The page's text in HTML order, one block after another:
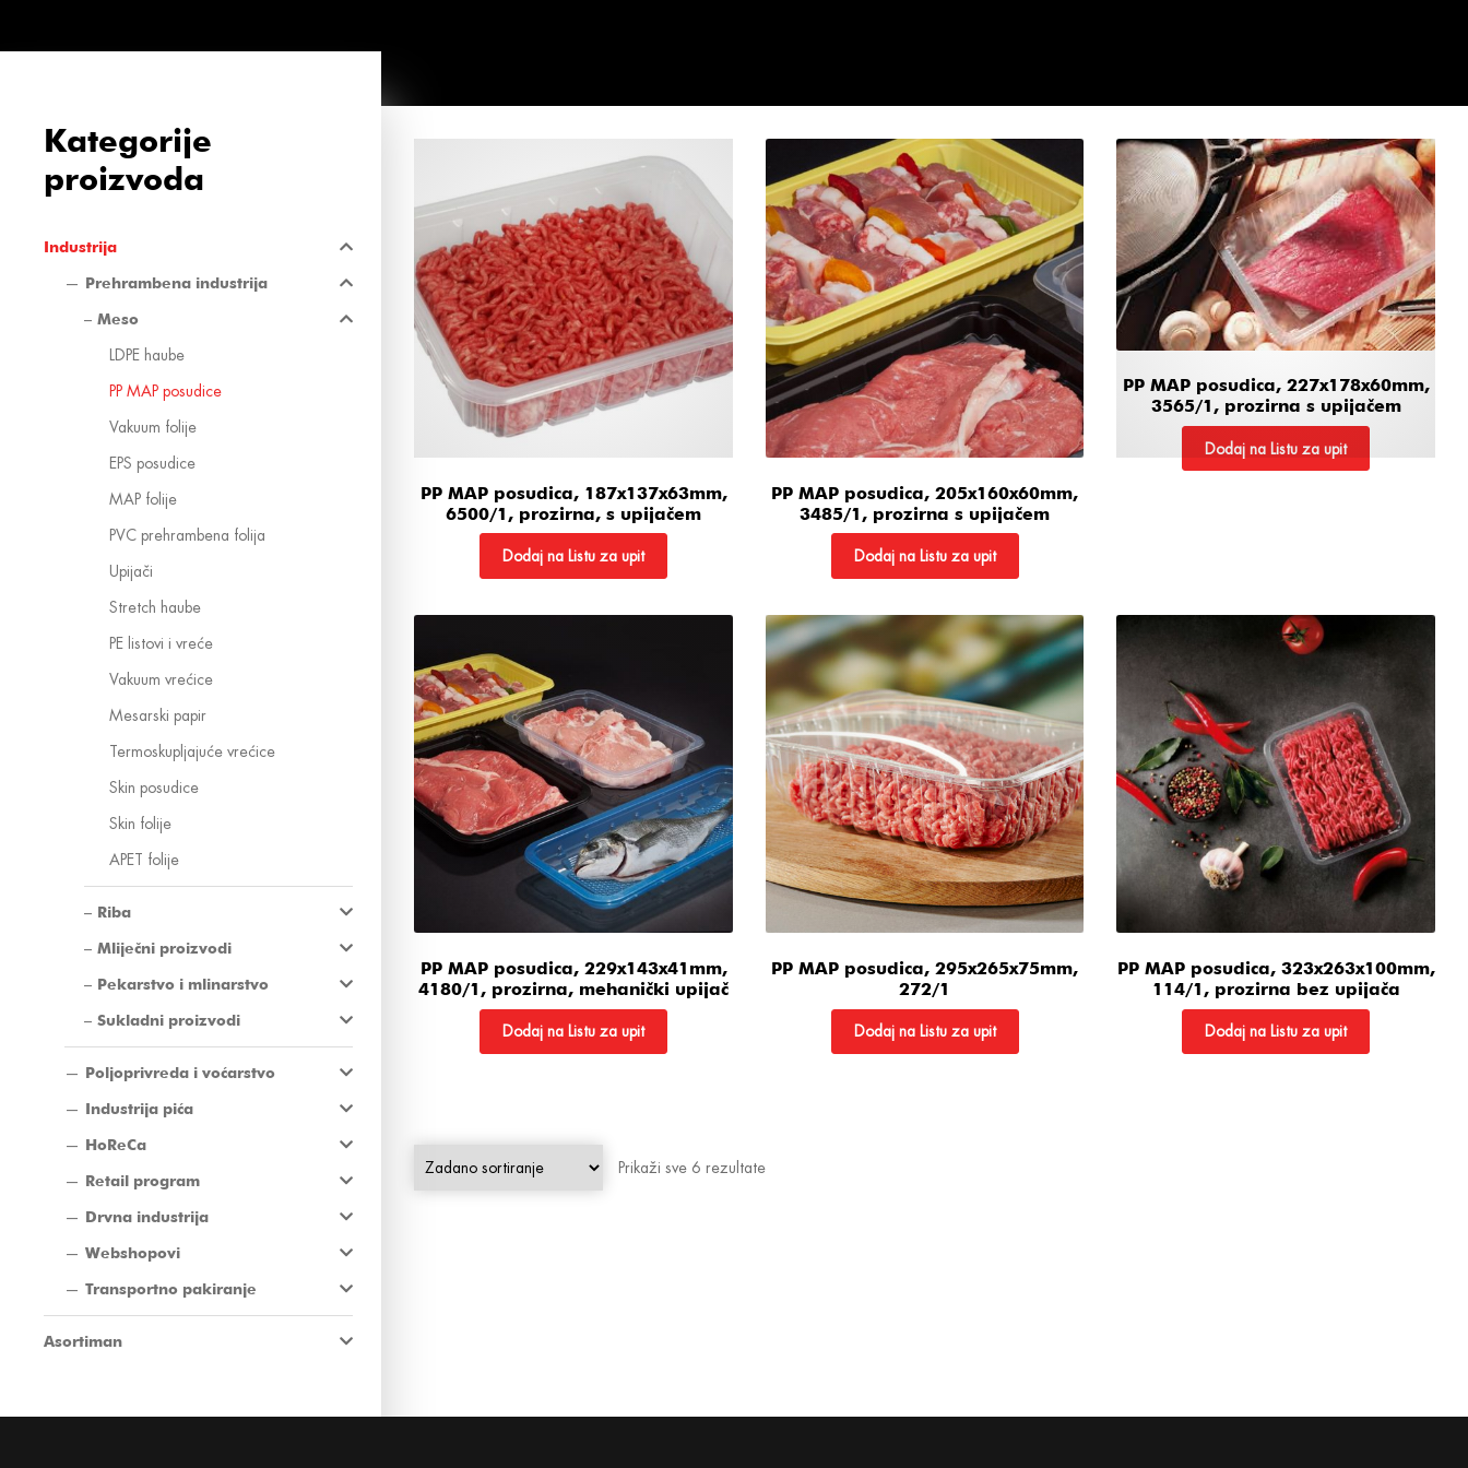
Kategorije
proizvoda
Industrija
Prehrambena industrija
Meso
LDPE haube
PP MAP posudice
Vakuum folije
EPS posudice
MAP folije
PVC prehrambena folija
Upijači
Stretch haube
PE listovi i vreće
Vakuum vrećice
Mesarski papir
Termoskupljajuće vrećice
Skin posudice
Skin folije
APET folije
Riba
Mliječni proizvodi
Pekarstvo i mlinarstvo
Sukladni proizvodi
Poljoprivreda i voćarstvo
Industrija pića
HoReCa
Retail program
Drvna industrija
Webshopovi
Transportno pakiranje
Asortiman
PP MAP posudica, 187x137x63mm,
6500/1, prozirna, s upijačem
Dodaj na Listu za upit
PP MAP posudica, 205x160x60mm,
3485/1, prozirna s upijačem
Dodaj na Listu za upit
PP MAP posudica, 227x178x60mm,
3565/1, prozirna s upijačem
Dodaj na Listu za upit
PP MAP posudica, 229x143x41mm,
4180/1, prozirna, mehanički upijač
Dodaj na Listu za upit
PP MAP posudica, 295x265x75mm,
272/1
Dodaj na Listu za upit
PP MAP posudica, 323x263x100mm,
114/1, prozirna bez upijača
Dodaj na Listu za upit
Prikaži sve 6 rezultate